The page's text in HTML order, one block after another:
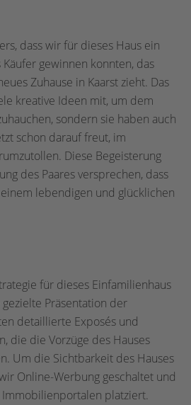
dass wir für dieses Haus ein
gewinnen konnten, das
Zuhause in Kaarst zieht. Das
kreative Ideen mit, um dem
sondern sie haben auch
schon darauf freut, im
Diese Begeisterung
des Paares versprechen, dass
lebendigen und glücklichen
für dieses Einfamilienhaus
Präsentation der
detaillierte Exposés und
die die Vorzüge des Hauses
Um die Sichtbarkeit des Hauses
Online-Werbung geschaltet und
platziert.